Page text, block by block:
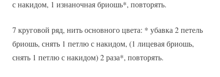
с накидом, 1 изнаночная бриошь*, повторять.
7 круговой ряд, нить основного цвета: * убавка 2 петель
бриошь, снять 1 петлю с накидом, (1 лицевая бриошь,
снять 1 петлю с накидом) 2 раза*, повторять.